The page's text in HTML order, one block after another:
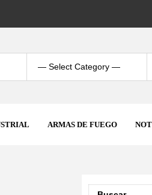
ARMAS DE FUEGO